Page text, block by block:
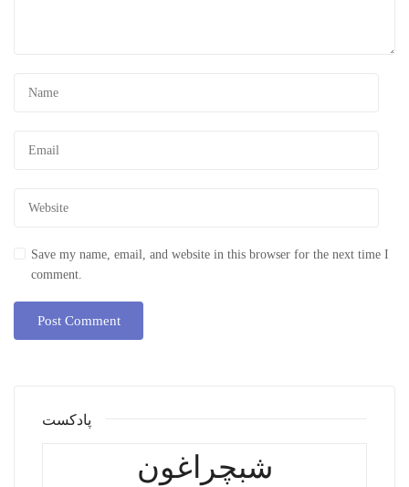
Save my name, email, and website in this browser for the next time I
comment.
پادکست
شبچراغون